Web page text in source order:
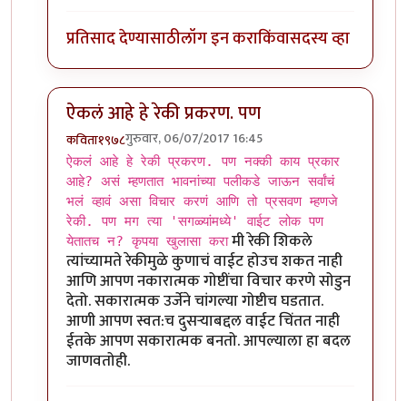
प्रतिसाद देण्यासाठीलॉग इन कराकिंवासदस्य व्हा
ऐकलं आहे हे रेकी प्रकरण. पण
कविता१९७८गुरुवार, 06/07/2017 16:45
In reply to ऐकलं आहे हे रेकी प्रकरण. पणbyज्योति अळवणी
ऐकलं आहे हे रेकी प्रकरण. पण नक्की काय प्रकार
आहे? असं म्हणतात भावनांच्या पलीकडे जाऊन सर्वांचं
भलं व्हावं असा विचार करणं आणि तो प्रसवण म्हणजे
रेकी. पण मग त्या 'सगळ्यांमध्ये' वाईट लोक पण
येतातच न? कृपया खुलासा करामी रेकी शिकले
त्यांच्यामते रेकीमुळे कुणाचं वाईट होउच शकत नाही
आणि आपण नकारात्मक गोष्टींचा विचार करणे सोडुन
देतो. सकारात्मक उर्जेने चांगल्या गोष्टीच घडतात.
आणी आपण स्वत:च दुसर्‍याबद्दल वाईट चिंतत नाही
ईतके आपण सकारात्मक बनतो. आपल्याला हा बदल
जाणवतोही.